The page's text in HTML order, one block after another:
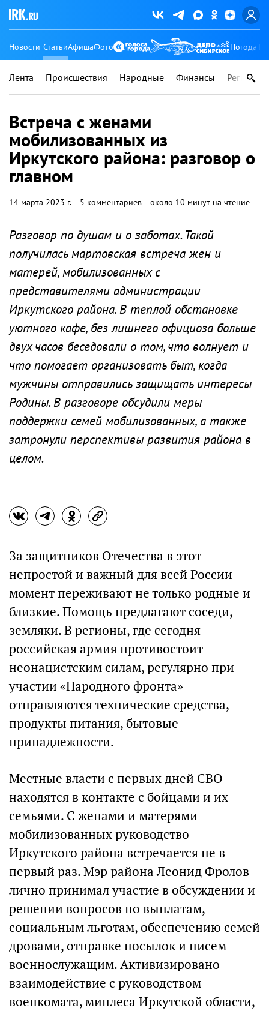
Новости СтатьиАфишаФото Погода
Лента Происшествия Народные Финансы Регионы
Встреча с женами
мобилизованных из
Иркутского района: разговор о
главном
14 марта 2023 г. 5 комментариев около 10 минут на чтение
Разговор по душам и о заботах. Такой
получилась мартовская встреча жен и
матерей, мобилизованных с
представителями администрации
Иркутского района. В теплой обстановке
уютного кафе, без лишнего официоза больше
двух часов беседовали о том, что волнует и
что помогает организовать быт, когда
мужчины отправились защищать интересы
Родины. В разговоре обсудили меры
поддержки семей мобилизованных, а также
затронули перспективы развития района в
целом.
За защитников Отечества в этот
непростой и важный для всей России
момент переживают не только родные и
близкие. Помощь предлагают соседи,
земляки. В регионы, где сегодня
российская армия противостоит
неонацистским силам, регулярно при
участии «Народного фронта»
отправляются технические средства,
продукты питания, бытовые
принадлежности.
Местные власти с первых дней СВО
находятся в контакте с бойцами и их
семьями. С женами и матерями
мобилизованных руководство
Иркутского района встречается не в
первый раз. Мэр района Леонид Фролов
лично принимал участие в обсуждении и
решении вопросов по выплатам,
социальным льготам, обеспечению семей
дровами, отправке посылок и писем
военнослужащим. Активизировано
взаимодействие с руководством
военкомата, минлеса Иркутской области,